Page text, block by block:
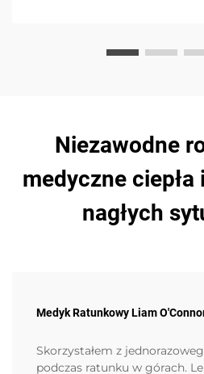
Niezawodne
medyczne
nagłych
Medyk Ratunkowy Liam
Skorzystałem z
podczas ratunku w górach.